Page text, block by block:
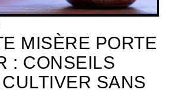
MISÈRE PORTE
: CONSEILS
SANS